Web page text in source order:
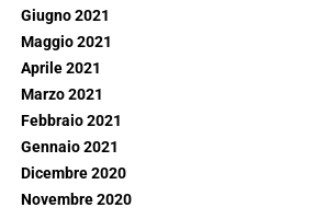
Giugno 2021
Maggio 2021
Aprile 2021
Marzo 2021
Febbraio 2021
Gennaio 2021
Dicembre 2020
Novembre 2020